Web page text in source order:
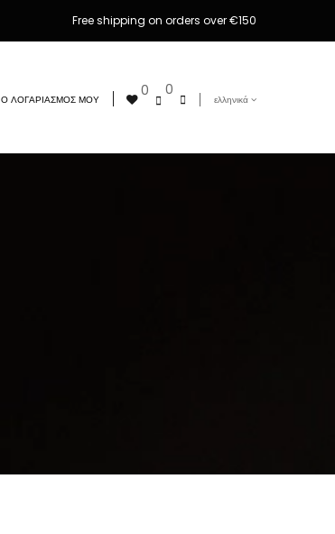
Free shipping on orders over €150
ελληνικά
0
0
Ο ΛΟΓΑΡΙΑΣΜΌΣ ΜΟΥ